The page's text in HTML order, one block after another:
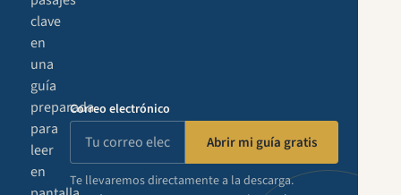
clave
en
una
guía
preparada
para
leer
en
Correo electrónico
Abrir mi guía gratis
Te llevaremos directamente a la descarga.